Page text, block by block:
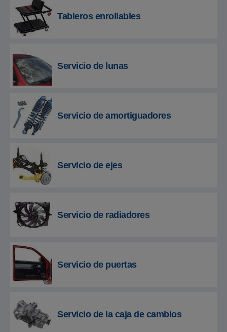
Tableros enrollables
Servicio de lunas
Servicio de amortiguadores
Servicio de ejes
Servicio de radiadores
Servicio de puertas
Servicio de la caja de cambios